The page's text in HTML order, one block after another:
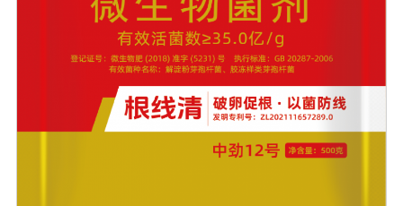
喷洒可以增加果实，提前成熟，在抽穗期和灌浆期喷洒谷
物可以使抽穗整齐，重量显著增加。4.灾后恢复，抗旱、
防涝、防虫。风灾后，喷洒能迅速恢复生长，抵抗农作物
病虫害，与农药混合喷洒，病株恢复更快。